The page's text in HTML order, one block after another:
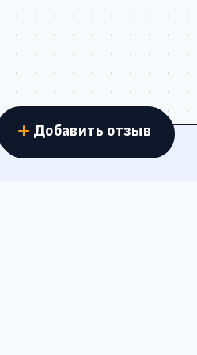
защищены.
Добавить отзыв